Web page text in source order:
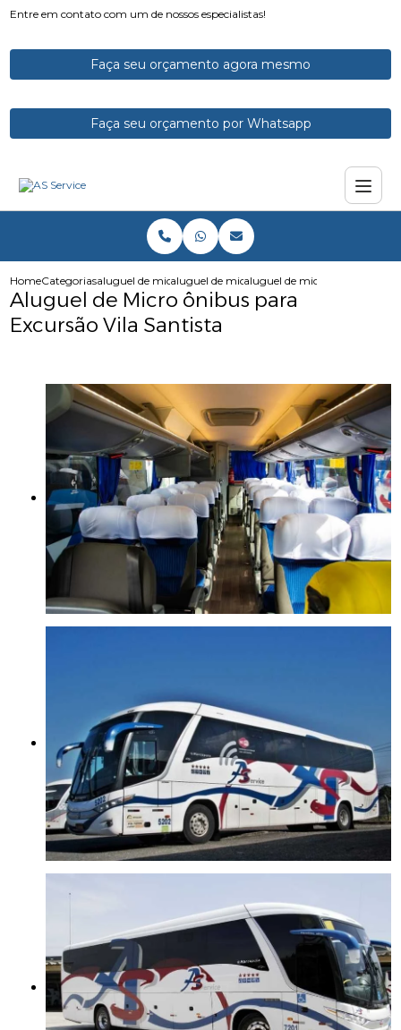
Entre em contato com um de nossos especialistas!
Faça seu orçamento agora mesmo
Faça seu orçamento por Whatsapp
HomeCategoriasaluguel de micro onibusaluguel de micro onibus para excursao
aluguel de micro onibus para
Aluguel de Micro ônibus para
Excursão Vila Santista